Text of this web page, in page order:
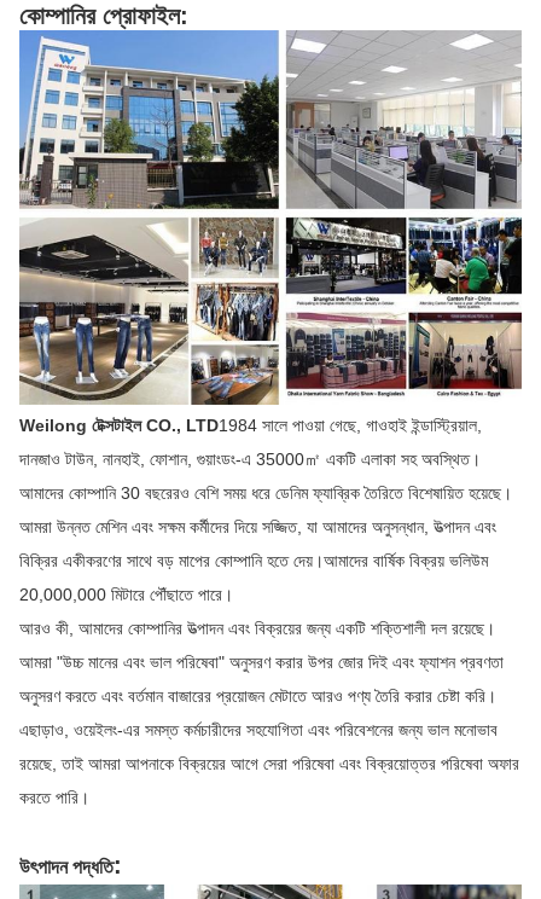
কোম্পানির প্রোফাইল:
Weilong টেক্সটাইল CO., LTD1984 সালে পাওয়া গেছে, গাওহাই ইন্ডাস্ট্রিয়াল,
দানজাও টাউন, নানহাই, ফোশান, গুয়াংডং-এ 35000㎡ একটি এলাকা সহ অবস্থিত।
আমাদের কোম্পানি 30 বছরেরও বেশি সময় ধরে ডেনিম ফ্যাব্রিক তৈরিতে বিশেষায়িত হয়েছে।
আমরা উন্নত মেশিন এবং সক্ষম কর্মীদের দিয়ে সজ্জিত, যা আমাদের অনুসন্ধান, উত্পাদন এবং
বিক্রির একীকরণের সাথে বড় মাপের কোম্পানি হতে দেয়।আমাদের বার্ষিক বিক্রয় ভলিউম
20,000,000 মিটারে পৌঁছাতে পারে।
আরও কী, আমাদের কোম্পানির উত্পাদন এবং বিক্রয়ের জন্য একটি শক্তিশালী দল রয়েছে।
আমরা "উচ্চ মানের এবং ভাল পরিষেবা" অনুসরণ করার উপর জোর দিই এবং ফ্যাশন প্রবণতা
অনুসরণ করতে এবং বর্তমান বাজারের প্রয়োজন মেটাতে আরও পণ্য তৈরি করার চেষ্টা করি।
এছাড়াও, ওয়েইলং-এর সমস্ত কর্মচারীদের সহযোগিতা এবং পরিবেশনের জন্য ভাল মনোভাব
রয়েছে, তাই আমরা আপনাকে বিক্রয়ের আগে সেরা পরিষেবা এবং বিক্রয়োত্তর পরিষেবা অফার
করতে পারি।
উৎপাদন পদ্ধতি: